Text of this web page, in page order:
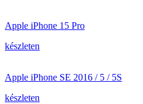
Apple iPhone 15 Pro
készleten
Apple iPhone SE 2016 / 5 / 5S
készleten